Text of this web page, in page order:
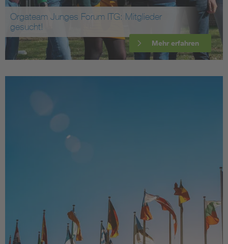
Orgateam Junges Forum ITG: Mitglieder
gesucht!
Mehr erfahren